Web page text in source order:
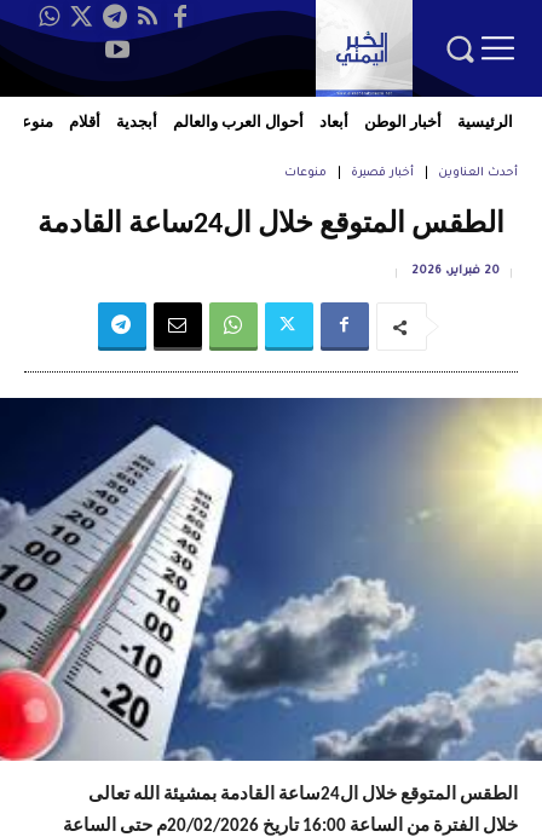
الرئيسية أخبار الوطن أبعاد أحوال العرب والعالم أبجدية أقلام منوعات
أحدث العناوين أخبار قصيرة منوعات
الطقس المتوقع خلال ال24ساعة القادمة
20 فبراير، 2026
الطقس المتوقع خلال ال24ساعة القادمة بمشيئة الله تعالى
خلال الفترة من الساعة 16:00 تاريخ 20/02/2026م حتى الساعة